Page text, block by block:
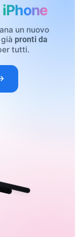
iPhone
un nuovo
pronti da
tutti.